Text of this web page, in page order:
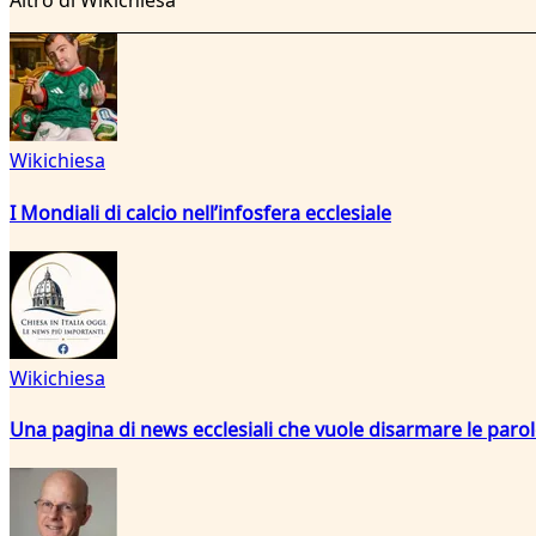
Wikichiesa
I Mondiali di calcio nell’infosfera ecclesiale
Wikichiesa
Una pagina di news ecclesiali che vuole disarmare le